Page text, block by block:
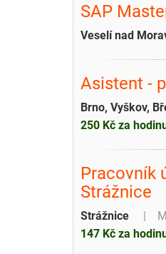
SAP
Veselí nad
Asistent -
Brno, Vyškov,
250 Kč za
Pracovník
Strážnice
Strážnice
147 Kč za